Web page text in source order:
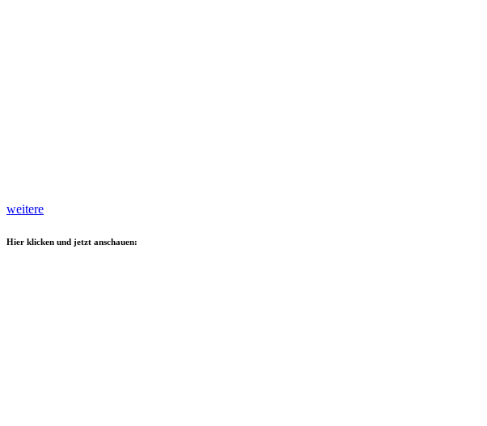
weitere
Hier klicken und jetzt anschauen: